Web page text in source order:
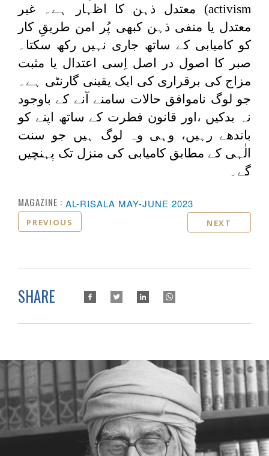
activism) معتدل ذہن کا اظہار ہے۔ غیر
معتدل یا منفی ذہن کبھی پُر امن طریقِ کار
کو کامیابی کے ساتھ جاری نہیں رکھ سکتا۔
صبر کا اصول در اصل اِسی اعتدال یا مثبت
مزاج کی برقراری کی ایک یقینی گارنٹی ہے۔
جو لوگ ناموافق حالات سامنے آنے کے باوجود
نہ بدکیں ،اور قانون فطرت کے ساتھ اپنے کو
باندھے رہیں، وہی وہ لوگ ہیں جو سنت
الٰہی کے مطابق کامیابی کی منزل تک پہنچیں
گے۔
MAGAZINE : AL-RISALA MAY-JUNE 2023
PREVIOUS NEXT
SHARE